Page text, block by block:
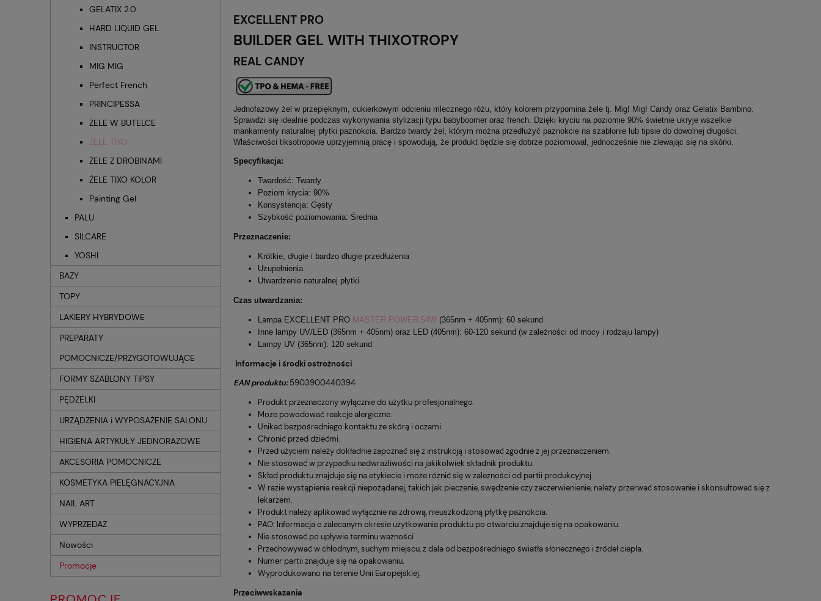
GELATIX 2.0
HARD LIQUID GEL
INSTRUCTOR
MIG MIG
Perfect French
PRINCIPESSA
ŻELE W BUTELCE
ŻELE TIXO
ŻELE Z DROBINAMI
ŻELE TIXO KOLOR
Painting Gel
PALU
SILCARE
YOSHI
BAZY
TOPY
LAKIERY HYBRYDOWE
PREPARATY
POMOCNICZE/PRZYGOTOWUJĄCE
FORMY SZABLONY TIPSY
PĘDZELKI
URZĄDZENIA i WYPOSAŻENIE SALONU
HIGIENA ARTYKUŁY JEDNORAZOWE
AKCESORIA POMOCNICZE
KOSMETYKA PIELĘGNACYJNA
NAIL ART
WYPRZEDAŻ
Nowości
Promocje
EXCELLENT PRO
BUILDER GEL WITH THIXOTROPY
REAL CANDY
Jednofazowy żel w przepięknym, cukierkowym odcieniu mlecznego różu, który kolorem przypomina żele tj. Mig! Mig! Candy oraz Gelatix Bambino.
Sprawdzi się idealnie podczas wykonywania stylizacji typu babyboomer oraz french. Dzięki kryciu na poziomie 90% świetnie ukryje wszelkie
mankamenty naturalnej płytki paznokcia. Bardzo twardy żel, którym można przedłużyć paznokcie na szablonie lub tipsie do dowolnej długości.
Właściwości tiksotropowe uprzyjemnią pracę i spowodują, że produkt będzie się dobrze poziomował, jednocześnie nie zlewając się na skórki.
Specyfikacja:
Twardość: Twardy
Poziom krycia: 90%
Konsystencja: Gęsty
Szybkość poziomowania: Średnia
Przeznaczenie:
Krótkie, długie i bardzo długie przedłużenia
Uzupełnienia
Utwardzenie naturalnej płytki
Czas utwardzania:
Lampa EXCELLENT PRO MASTER POWER 54W (365nm + 405nm): 60 sekund
Inne lampy UV/LED (365nm + 405nm) oraz LED (405nm): 60-120 sekund (w zależności od mocy i rodzaju lampy)
Lampy UV (365nm): 120 sekund
Informacje i środki ostrożności
EAN produktu:5903900440394
Produkt przeznaczony wyłącznie do użytku profesjonalnego.
Może powodować reakcje alergiczne.
Unikać bezpośredniego kontaktu ze skórą i oczami.
Chronić przed dziećmi.
Przed użyciem należy dokładnie zapoznać się z instrukcją i stosować zgodnie z jej przeznaczeniem.
Nie stosować w przypadku nadwrażliwości na jakikolwiek składnik produktu.
Skład produktu znajduje się na etykiecie i może różnić się w zależności od partii produkcyjnej.
W razie wystąpienia reakcji niepożądanej, takich jak pieczenie, swędzenie czy zaczerwienienie, należy przerwać stosowanie i skonsultować się z
lekarzem.
Produkt należy aplikować wyłącznie na zdrową, nieuszkodzoną płytkę paznokcia.
PAO: Informacja o zalecanym okresie użytkowania produktu po otwarciu znajduje się na opakowaniu.
Nie stosować po upływie terminu ważności
Przechowywać w chłodnym, suchym miejscu, z dala od bezpośredniego światła słonecznego i źródeł ciepła.
Numer partii znajduje się na opakowaniu.
Wyprodukowano na terenie Unii Europejskiej.
Przeciwwskazania